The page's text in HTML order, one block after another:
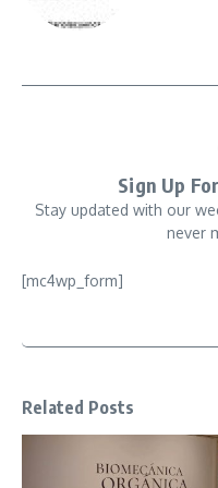
Sign Up
Stay updated with our
never
[mc4wp_form]
Related Posts